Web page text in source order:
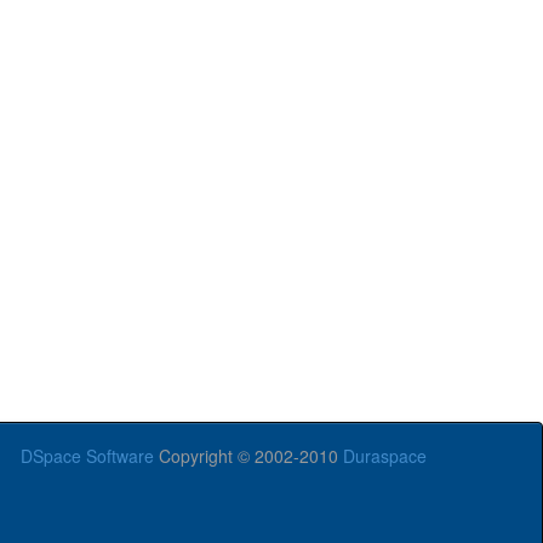
DSpace Software Copyright © 2002-2010 Duraspace